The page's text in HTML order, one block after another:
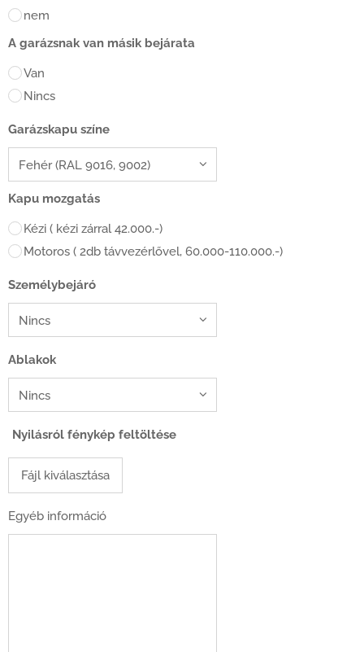
nem
A garázsnak van másik bejárata
Van
Nincs
Garázskapu színe
Kapu mozgatás
Kézi ( kézi zárral 42.000.-)
Motoros ( 2db távvezérlővel, 60.000-110.000.-)
Személybejáró
Ablakok
Nyilásról fénykép feltöltése
Fájl kiválasztása
Egyéb információ